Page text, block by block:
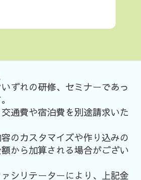
ずれの研修、セミナーであっ
通費や宿泊費を別途請求いた
のカスタマイズや作り込みの
から加算される場合がござい
シリテーターにより、上記金